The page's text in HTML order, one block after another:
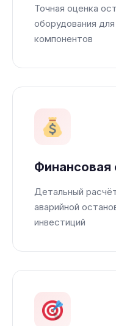
Точная оценка
оборудования
компонентов
Финансовая
Детальный
аварийной
инвестиций